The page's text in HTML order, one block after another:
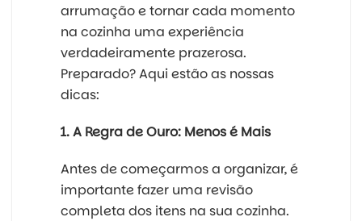
arrumação e tornar cada momento
na cozinha uma experiência
verdadeiramente prazerosa.
Preparado? Aqui estão as nossas
dicas:
1. A Regra de Ouro: Menos é Mais
Antes de começarmos a organizar, é
importante fazer uma revisão
completa dos itens na sua cozinha.